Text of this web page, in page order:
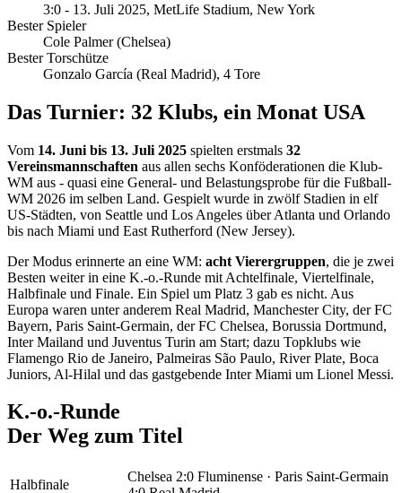
3:0 - 13. Juli 2025, MetLife Stadium, New York
Bester Spieler
Cole Palmer (Chelsea)
Bester Torschütze
Gonzalo García (Real Madrid), 4 Tore
Das Turnier: 32 Klubs, ein Monat USA
Vom 14. Juni bis 13. Juli 2025 spielten erstmals 32
Vereinsmannschaften aus allen sechs Konföderationen die Klub-
WM aus - quasi eine General- und Belastungsprobe für die Fußball-
WM 2026 im selben Land. Gespielt wurde in zwölf Stadien in elf
US-Städten, von Seattle und Los Angeles über Atlanta und Orlando
bis nach Miami und East Rutherford (New Jersey).
Der Modus erinnerte an eine WM: acht Vierergruppen, die je zwei
Besten weiter in eine K.-o.-Runde mit Achtelfinale, Viertelfinale,
Halbfinale und Finale. Ein Spiel um Platz 3 gab es nicht. Aus
Europa waren unter anderem Real Madrid, Manchester City, der FC
Bayern, Paris Saint-Germain, der FC Chelsea, Borussia Dortmund,
Inter Mailand und Juventus Turin am Start; dazu Topklubs wie
Flamengo Rio de Janeiro, Palmeiras São Paulo, River Plate, Boca
Juniors, Al-Hilal und das gastgebende Inter Miami um Lionel Messi.
K.-o.-Runde
Der Weg zum Titel
Halbfinale
Chelsea 2:0 Fluminense · Paris Saint-Germain